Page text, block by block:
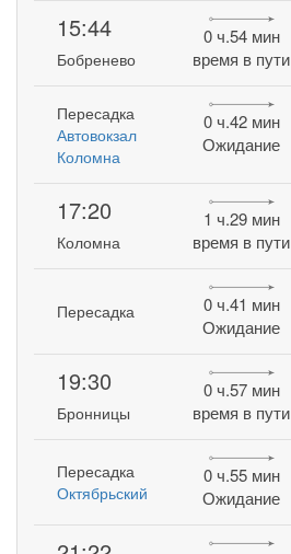
15:44
Бобренево
0 ч.54 мин
время в пути
Пересадка
Автовокзал
Коломна
0 ч.42 мин
Ожидание
17:20
Коломна
1 ч.29 мин
время в пути
Пересадка
0 ч.41 мин
Ожидание
19:30
Бронницы
0 ч.57 мин
время в пути
Пересадка
Октябрьский
0 ч.55 мин
Ожидание